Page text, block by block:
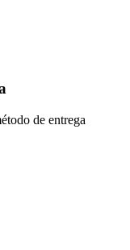
de entrega